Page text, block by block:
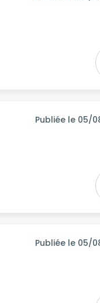
Publiée le 05/
Publiée le 05/